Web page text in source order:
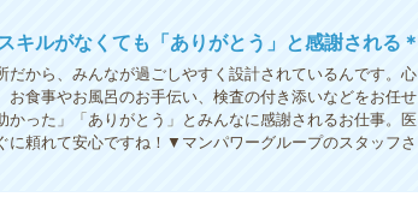
キルがなくても「ありがとう」と感謝される＊
から、みんなが過ごしやすく設計されているんです。心
食事やお風呂のお手伝い、検査の付き添いなどをお任せ
った」「ありがとう」とみんなに感謝されるお仕事。医
に頼れて安心ですね！▼マンパワーグループのスタッフさ